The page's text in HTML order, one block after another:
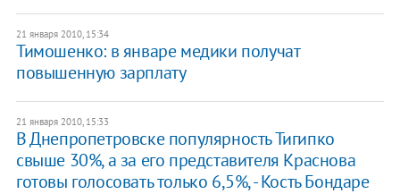
21 января 2010, 15:34
Тимошенко: в январе медики получат
повышенную зарплату
21 января 2010, 15:33
В Днепропетровске популярность Тигипко
свыше 30%, а за его представителя Краснова
готовы голосовать только 6,5%, - Кость Бондаре